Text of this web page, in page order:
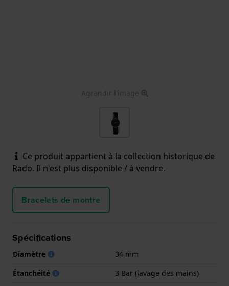
Agrandir l'image
Ce produit appartient à la collection historique de
Rado. Il n'est plus disponible / à vendre.
Bracelets de montre
Spécifications
Diamètre
34 mm
Étanchéité
3 Bar (lavage des mains)